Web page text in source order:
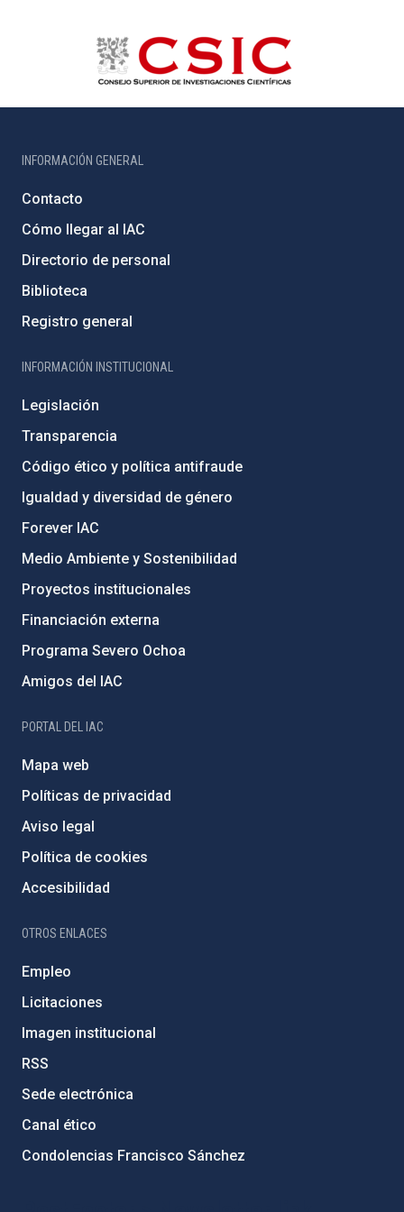
INFORMACIÓN GENERAL
Contacto
Cómo llegar al IAC
Directorio de personal
Biblioteca
Registro general
INFORMACIÓN INSTITUCIONAL
Legislación
Transparencia
Código ético y política antifraude
Igualdad y diversidad de género
Forever IAC
Medio Ambiente y Sostenibilidad
Proyectos institucionales
Financiación externa
Programa Severo Ochoa
Amigos del IAC
PORTAL DEL IAC
Mapa web
Políticas de privacidad
Aviso legal
Política de cookies
Accesibilidad
OTROS ENLACES
Empleo
Licitaciones
Imagen institucional
RSS
Sede electrónica
Canal ético
Condolencias Francisco Sánchez